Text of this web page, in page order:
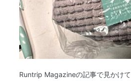
Runtrip Magazineの記事で見かけ